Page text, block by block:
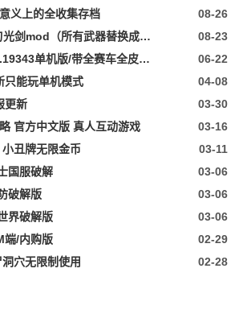
义上的全收集存档
08-26
黑神话悟空-双刃光剑mod（所有武器替换成光剑）
08-23
最新QQ飞车2.0.19343单机版/带全赛车全皮肤+GM指令+所有功能完好无损/看必看文本
06-22
只能玩单机模式
04-08
更新
03-30
官方中文版 真人互动游戏
03-16
丑牌无限金币
03-11
国服破解
03-06
破解版
03-06
界破解版
03-06
端/内购版
02-29
穴无限制使用
02-28